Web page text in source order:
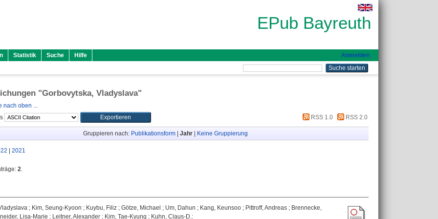
EPub Bayreuth
Statistik Suche Hilfe Anmelden
"Gorbovytska, Vladyslava"
nach oben ...
RSS 1.0 RSS 2.0
Gruppieren nach: Publikationsform| Jahr| Keine Gruppierung
2021
2.
; Kim, Seung-Kyoon ; Kuybu, Filiz ; Götze, Michael ; Um, Dahun ; Kang, Keunsoo ; Pittroff, Andreas ; Brennecke,
Lisa-Marie ; Leitner, Alexander ; Kim, Tae-Kyung ; Kuhn, Claus-D.: